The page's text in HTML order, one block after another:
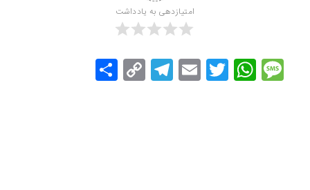
امتیازدهی به یادداشت
Message
WhatsApp
Twitter
Email
Telegram
Copy
Link
اشتراک
گذاری